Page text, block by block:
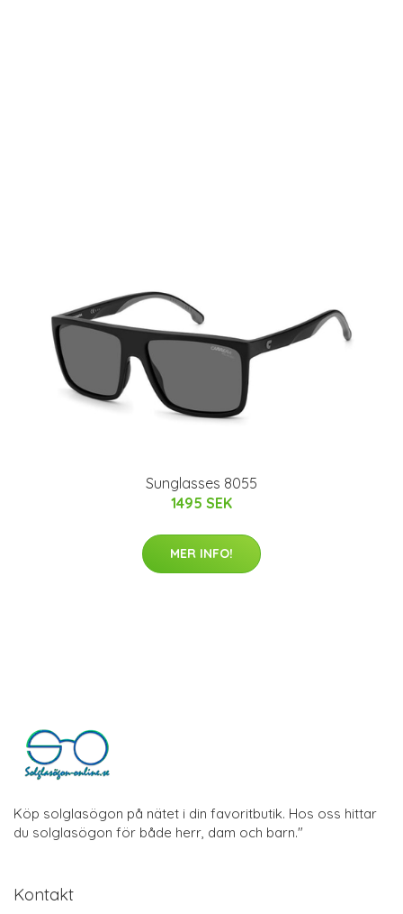
Sunglasses 8055
1495 SEK
MER INFO!
Köp solglasögon på nätet i din favoritbutik. Hos oss hittar
du solglasögon för både herr, dam och barn."
Kontakt